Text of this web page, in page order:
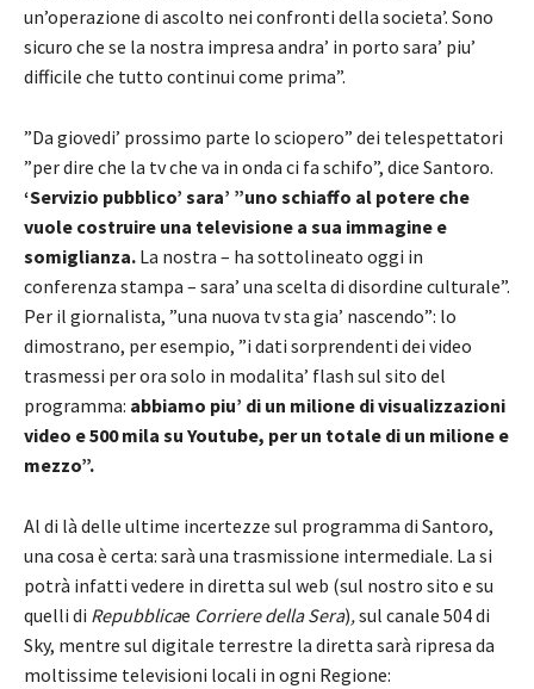
un’operazione di ascolto nei confronti della societa’. Sono
sicuro che se la nostra impresa andra’ in porto sara’ piu’
difficile che tutto continui come prima”.
”Da giovedi’ prossimo parte lo sciopero” dei telespettatori
”per dire che la tv che va in onda ci fa schifo”, dice Santoro.
‘Servizio pubblico’ sara’ ”uno schiaffo al potere che
vuole costruire una televisione a sua immagine e
somiglianza. La nostra – ha sottolineato oggi in
conferenza stampa – sara’ una scelta di disordine culturale”.
Per il giornalista, ”una nuova tv sta gia’ nascendo”: lo
dimostrano, per esempio, ”i dati sorprendenti dei video
trasmessi per ora solo in modalita’ flash sul sito del
programma: abbiamo piu’ di un milione di visualizzazioni
video e 500 mila su Youtube, per un totale di un milione e
mezzo”.
Al di là delle ultime incertezze sul programma di Santoro,
una cosa è certa: sarà una trasmissione intermediale. La si
potrà infatti vedere in diretta sul web (sul nostro sito e su
quelli di Repubblicae Corriere della Sera),sul canale 504 di
Sky, mentre sul digitale terrestre la diretta sarà ripresa da
moltissime televisioni locali in ogni Regione: